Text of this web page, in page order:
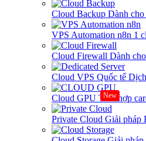
Cloud Backup Dành
VPS Automation n8n 1
Cloud Firewall Dành
Cloud VPS Quốc tế
Cloud GPU New
Tích hợp
Private Cloud Giải pháp